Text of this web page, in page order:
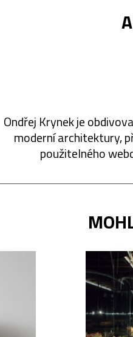
Ondřej Krynek je
moderní architektury,
použitelného